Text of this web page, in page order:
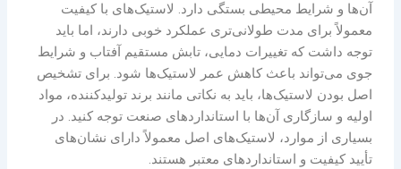
آن‌ها و شرایط محیطی بستگی دارد. لاستیک‌های با کیفیت
معمولاً برای مدت طولانی‌تری عملکرد خوبی دارند، اما باید
توجه داشت که تغییرات دمایی، تابش مستقیم آفتاب و شرایط
جوی می‌تواند باعث کاهش عمر لاستیک‌ها شود. برای تشخیص
اصل بودن لاستیک‌ها، باید به نکاتی مانند برند تولیدکننده، مواد
اولیه و سازگاری آن‌ها با استانداردهای صنعت توجه کنید. در
بسیاری از موارد، لاستیک‌های اصل معمولاً دارای نشان‌های
تأیید کیفیت و استانداردهای معتبر هستند.